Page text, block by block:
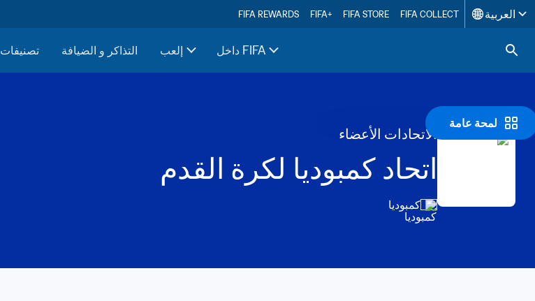
FIFA REWARDS FIFA+ FIFA STORE FIFA COLLECT العربية
تصنيفات التذاكر و الضيافة إلعب داخل FIFA
لمحة عامة
الاتحادات الأعضاء
اتحاد كمبوديا لكرة القدم
كمبوديا